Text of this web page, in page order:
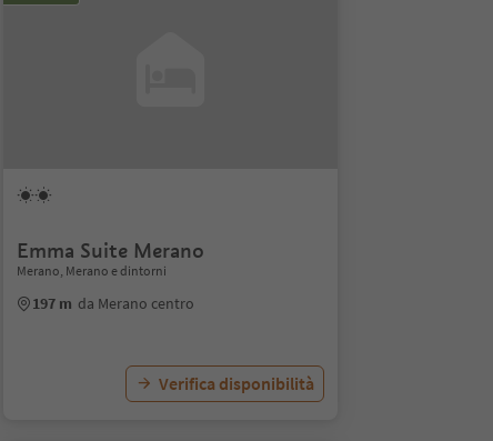
Emma Suite Merano
Merano, Merano e dintorni
197 m da Merano centro
Verifica disponibilità